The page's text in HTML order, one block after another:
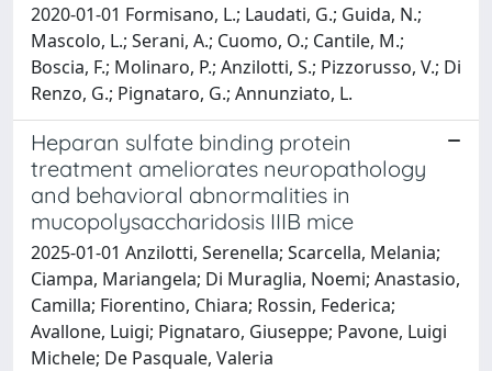
2020-01-01 Formisano, L.; Laudati, G.; Guida, N.;
Mascolo, L.; Serani, A.; Cuomo, O.; Cantile, M.;
Boscia, F.; Molinaro, P.; Anzilotti, S.; Pizzorusso, V.; Di
Renzo, G.; Pignataro, G.; Annunziato, L.
Heparan sulfate binding protein
treatment ameliorates neuropathology
and behavioral abnormalities in
mucopolysaccharidosis IIIB mice
2025-01-01 Anzilotti, Serenella; Scarcella, Melania;
Ciampa, Mariangela; Di Muraglia, Noemi; Anastasio,
Camilla; Fiorentino, Chiara; Rossin, Federica;
Avallone, Luigi; Pignataro, Giuseppe; Pavone, Luigi
Michele; De Pasquale, Valeria